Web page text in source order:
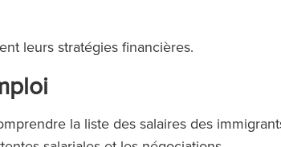
leurs stratégies financières.
la liste des salaires des